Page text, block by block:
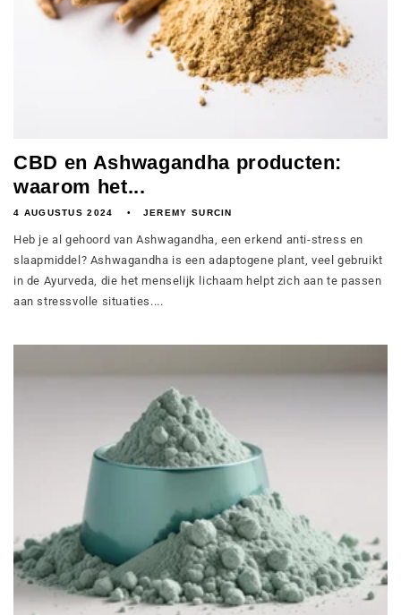
CBD en Ashwagandha producten:
waarom het...
4 AUGUSTUS 2024 JEREMY SURCIN
Heb je al gehoord van Ashwagandha, een erkend anti-stress en
slaapmiddel? Ashwagandha is een adaptogene plant, veel gebruikt
in de Ayurveda, die het menselijk lichaam helpt zich aan te passen
aan stressvolle situaties....